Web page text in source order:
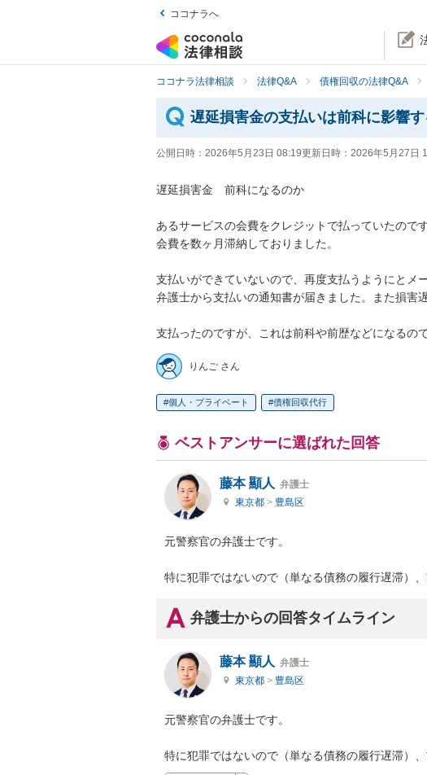
ココナラへ
ココナラ法律相談 法律Q&A 債権回収の法律Q&A
遅延損害金の支払いは前科に影響す
公開日時： 2026年5月23日 08:19更新日時： 2026年5月27日
遅延損害金　前科になるのか
あるサービスの会費をクレジットで払っていたので
会費を数ヶ月滞納しておりました。
支払いができていないので、再度支払うようにとメ
弁護士から支払いの通知書が届きました。また損害
支払ったのですが、これは前科や前歴などになるの
りんご さん
個人・プライベート 債権回収代行
ベストアンサーに選ばれた回答
藤本 顯人 弁護士
東京都 > 豊島区
元警察官の弁護士です。
特に犯罪ではないので（単なる債務の履行遅滞）
弁護士からの回答タイムライン
藤本 顯人 弁護士
東京都 > 豊島区
元警察官の弁護士です。
特に犯罪ではないので（単なる債務の履行遅滞）